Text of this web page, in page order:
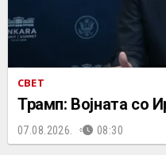
СВЕТ
Трамп: Војната со
07.08.2026. 08:30